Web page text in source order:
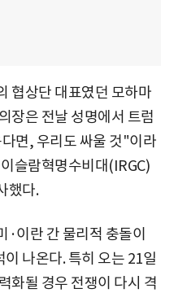
협상단 대표였던 모하마
장은 전날 성명에서 트럼
면, 우리도 싸울 것"이라
슬람혁명수비대(IRGC)
했다.
·이란 간 물리적 충돌이
나온다. 특히 오는 21일
화될 경우 전쟁이 다시 격